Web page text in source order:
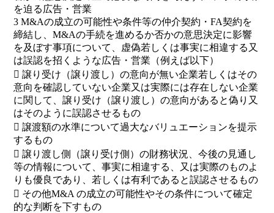
を迫る広告・営業
3 M&Aの成立の可能性や条件等の仲介契約・FA契約を
締結し、M&Aの手続を進めるか否かの意思決定に影響
を及ぼす事項について、虚偽若しくは事実に相違する又
は誤認を招くような広告・営業（例えば以下）
 譲り受け（譲り渡し）の意向が無い企業若しくはその
意向を確認していない企業又は実際には存在しない企業
に関して、譲り受け（譲り渡し）の意向があると偽り又
はそのように誤認させるもの
 譲渡額の水準について過大なバリュエーションを提示
するもの
 譲り渡し側（譲り受け側）の財務状況、今後の見通し
等の情報について、事実に相違する、又は実際のものよ
りも優良であり、若しくは有利であると誤認させるもの
 その他M&A の成立の可能性やその条件について確定
的な判断を下すもの